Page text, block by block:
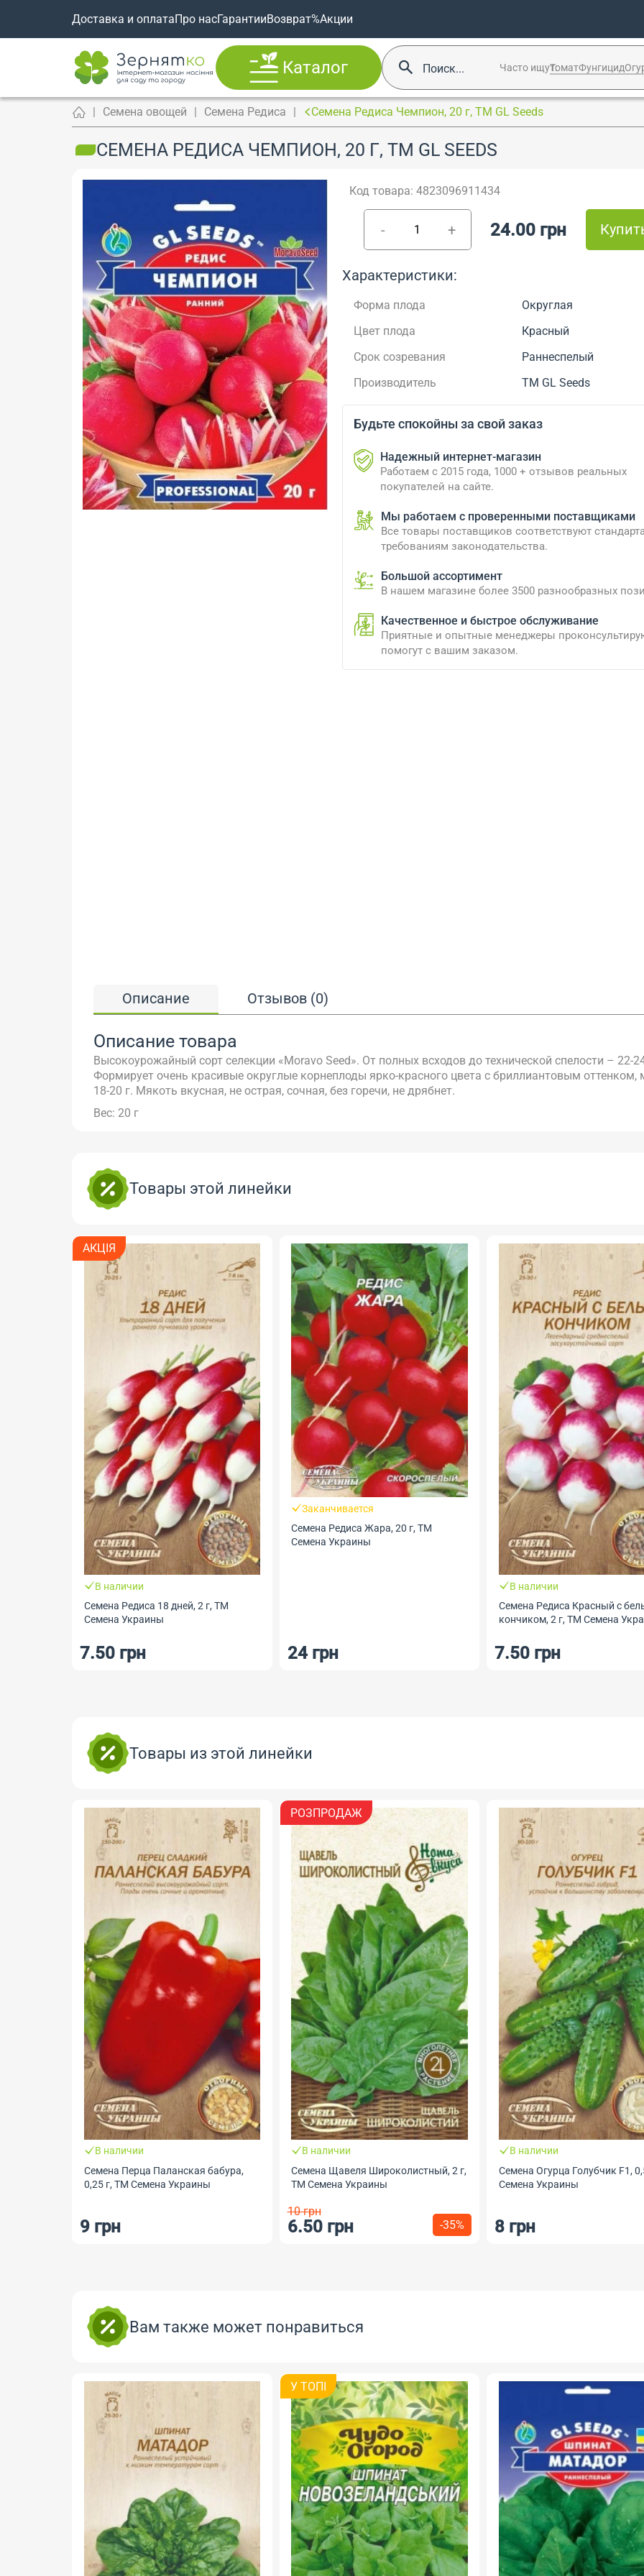
Доставка и оплатаПро насГарантииВозврат%Акции
Каталог Часто ищут:ТоматФунгицид
Семена овощей Семена Редиса Семена Редиса Чемпион, 20 г, ТМ GL Seeds
СЕМЕНА РЕДИСА ЧЕМПИОН, 20 Г, ТМ GL SEEDS
Код товара: 4823096911434
- + 24.00 грн
Характеристики:
Форма плода
Округлая
Цвет плода
Красный
Срок созревания
Раннеспелый
Производитель
ТМ GL Seeds
Будьте спокойны за свой заказ
Надежный интернет-магазин
Работаем с 2015 года, 1000 + отзывов реальных
покупателей на сайте.
Мы работаем с проверенными поставщиками
Все товары поставщиков соответствуют
требованиям законодательства.
Большой ассортимент
В нашем магазине более 3500 разнообразных
Качественное и быстрое обслуживание
Приятные и опытные менеджеры
помогут с вашим заказом.
Описание Отзывов (0)
Описание товара
Высокоурожайный сорт селекции «Moravo Seed». От полных всходов до технической спелости – 22-
Формирует очень красивые округлые корнеплоды ярко-красного цвета с бриллиантовым оттенком,
18-20 г. Мякоть вкусная, не острая, сочная, без горечи, не дрябнет.
Вес: 20 г
Товары этой линейки
Заканчивается
Семена Редиса Жара, 20 г, ТМ
Семена Украины
24 грн 7.50 грн
В наличии
Семена Редиса Супер-
г, ТМ GL Seeds
25.50 грн
Товары из этой линейки
В наличии
Семена Перца Паланская бабура,
0,25 г, ТМ Семена Украины
9 грн
РОЗПРОДАЖ
В наличии
Семена Щавеля Широколистный, 2 г,
ТМ Семена Украины
10 грн
6.50 грн -35%
В наличии
Семена Огурца Голубчик F1,
Семена Украины
8 грн
Вам также может понравиться
У ТОПI